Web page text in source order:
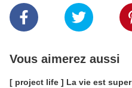
Vous aimerez aussi
[ project life ] La vie est super